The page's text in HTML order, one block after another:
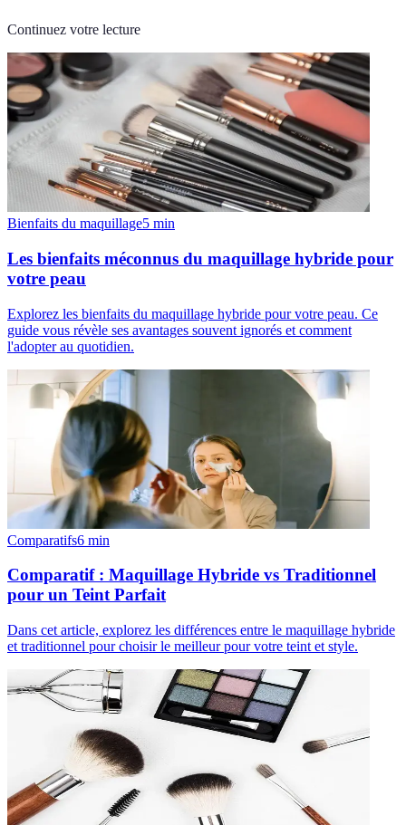
Continuez votre lecture
Bienfaits du maquillage5 min
Les bienfaits méconnus du maquillage hybride pour
votre peau
Explorez les bienfaits du maquillage hybride pour votre peau. Ce
guide vous révèle ses avantages souvent ignorés et comment
l'adopter au quotidien.
Comparatifs6 min
Comparatif : Maquillage Hybride vs Traditionnel
pour un Teint Parfait
Dans cet article, explorez les différences entre le maquillage hybride
et traditionnel pour choisir le meilleur pour votre teint et style.